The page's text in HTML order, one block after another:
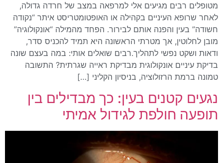
מטופלים רבים מגיעים אלי למרפאה במצב של חרדה גדולה,
לאחר שרופא העיניים בקהילה או האופטומטריסט איתר “נקודה
חשודה” בעין והפנה אותם לבירור. הפחד מהמילה “אונקולוגיה”
מובן לחלוטין, אך מטרתי הראשונה היא תמיד להכניס סדר,
ודאות ושקט נפשי לתהליך.רבים שואלים אותי: במה בעצם שונה
בדיקת עיניים אונקולוגית מבדיקת ראייה שגרתית? התשובה
טמונה ברמת הרזולוציה, בניסיון הקליני […]
נגעים קטנים בעין: כך מבדילים בין
תופעה חולפת לגידול אמיתי